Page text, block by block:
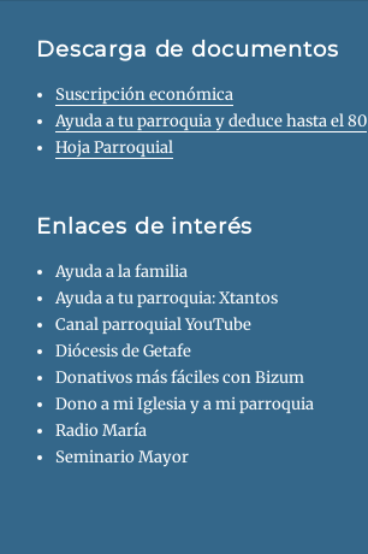
Descarga de documentos
Suscripción económica
Ayuda a tu parroquia y deduce hasta el 80
Hoja Parroquial
Enlaces de interés
Ayuda a la familia
Ayuda a tu parroquia: Xtantos
Canal parroquial YouTube
Diócesis de Getafe
Donativos más fáciles con Bizum
Dono a mi Iglesia y a mi parroquia
Radio María
Seminario Mayor